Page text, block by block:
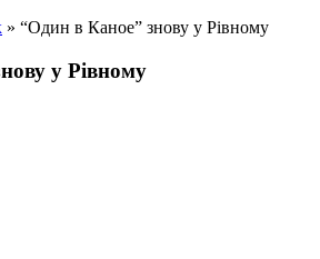
» “Один в Каное” знову у Рівному
у Рівному